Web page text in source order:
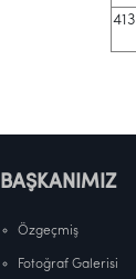
413
BAŞKANIMIZ
Özgeçmiş
Fotoğraf Galerisi